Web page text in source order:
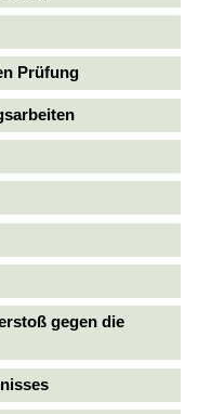
Prüfung
gegen die